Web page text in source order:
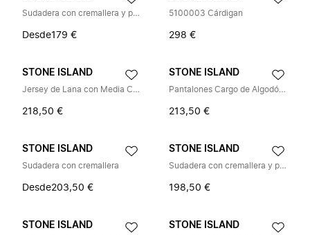
Sudadera con cremallera y parche de brújula
Desde179 €
5100003 Cárdigan
298 €
STONE ISLAND
Jersey de Lana con Media Cremallera
218,50 €
STONE ISLAND
Pantalones Cargo de Algodón Supima con Bolsillos de Parche
213,50 €
STONE ISLAND
Sudadera con cremallera
Desde203,50 €
STONE ISLAND
Sudadera con cremallera y parche Wappen
198,50 €
STONE ISLAND STONE ISLAND